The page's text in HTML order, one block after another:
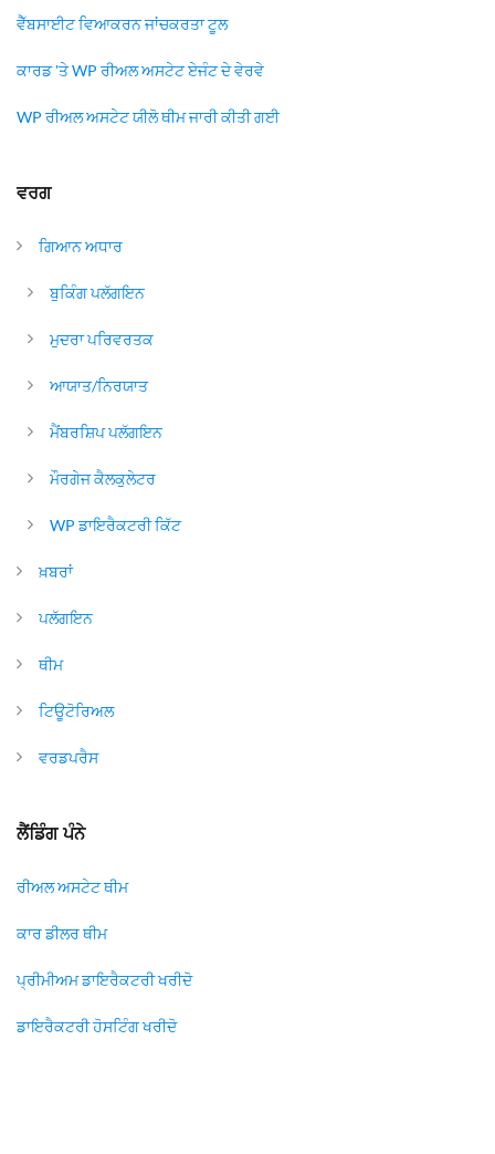
ਵੈੱਬਸਾਈਟ ਵਿਆਕਰਨ ਜਾਂਚਕਰਤਾ ਟੂਲ
ਕਾਰਡ 'ਤੇ WP ਰੀਅਲ ਅਸਟੇਟ ਏਜੰਟ ਦੇ ਵੇਰਵੇ
WP ਰੀਅਲ ਅਸਟੇਟ ਯੀਲੋ ਥੀਮ ਜਾਰੀ ਕੀਤੀ ਗਈ
ਵਰਗ
ਗਿਆਨ ਅਧਾਰ
ਬੁਕਿੰਗ ਪਲੱਗਇਨ
ਮੁਦਰਾ ਪਰਿਵਰਤਕ
ਆਯਾਤ/ਨਿਰਯਾਤ
ਮੈਂਬਰਸ਼ਿਪ ਪਲੱਗਇਨ
ਮੌਰਗੇਜ ਕੈਲਕੁਲੇਟਰ
WP ਡਾਇਰੈਕਟਰੀ ਕਿੱਟ
ਖ਼ਬਰਾਂ
ਪਲੱਗਇਨ
ਥੀਮ
ਟਿਊਟੋਰਿਅਲ
ਵਰਡਪਰੈਸ
ਲੈਂਡਿੰਗ ਪੰਨੇ
ਰੀਅਲ ਅਸਟੇਟ ਥੀਮ
ਕਾਰ ਡੀਲਰ ਥੀਮ
ਪ੍ਰੀਮੀਅਮ ਡਾਇਰੈਕਟਰੀ ਖਰੀਦੋ
ਡਾਇਰੈਕਟਰੀ ਹੋਸਟਿੰਗ ਖਰੀਦੋ